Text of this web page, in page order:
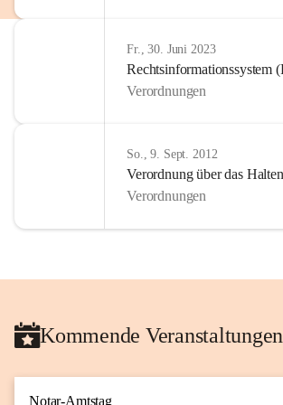
Fr., 30. Juni 2023
Rechtsinformationssystem
Verordnungen
So., 9. Sept. 2012
Verordnung über das
Verordnungen
Kommende Veranstaltungen
Notar-Amtstag